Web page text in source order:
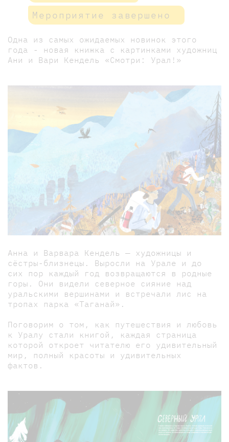
Мероприятие завершено
Одна из самых ожидаемых новинок этого
года - новая книжка с картинками художниц
Ани и Вари Кендель «Смотри: Урал!»
Анна и Варвара Кендель — художницы и
сёстры-близнецы. Выросли на Урале и до
сих пор каждый год возвращаются в родные
горы. Они видели северное сияние над
уральскими вершинами и встречали лис на
тропах парка «Таганай».
Поговорим о том, как путешествия и любовь
к Уралу стали книгой, каждая страница
которой откроет читателю его удивительный
мир, полный красоты и удивительных
фактов.